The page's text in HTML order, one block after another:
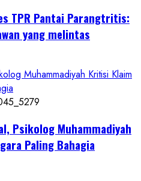
TPR Pantai Parangtritis:
yang melintas
Muhammadiyah Kritisi Klaim
Psikolog Muhammadiyah
Paling Bahagia